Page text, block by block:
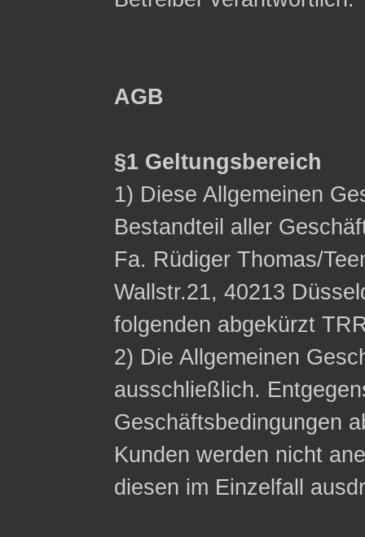
AGB
§1 Geltungsbereich
1) Diese Allgemeinen
Bestandteil aller
Fa. Rüdiger Thomas/
Wallstr.21, 40213
folgenden abgekürzt
2) Die Allgemeinen
ausschließlich.
Geschäftsbedingungen
Kunden werden nicht
diesen im Einzelfall